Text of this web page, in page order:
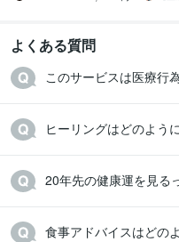
よくある質問
このサービスは医療行
ヒーリングはどのよう
20年先の健康運を見る
食事アドバイスはどの